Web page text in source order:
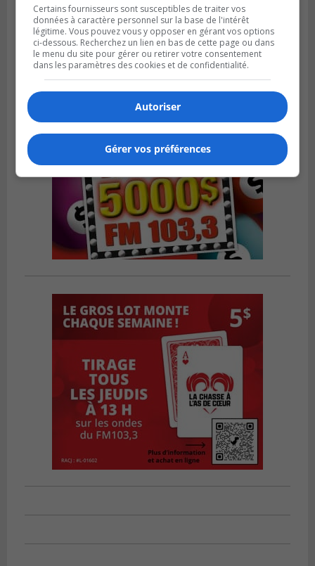
SAINT-HUBERT
Publié le 6 août 2026 à 09h39
Longueuil injecte 1,5 M$ pour moderniser
deux stations de pompage
Certains fournisseurs sont susceptibles de traiter vos
données à caractère personnel sur la base de l'intérêt
légitime. Vous pouvez vous y opposer en gérant vos options
ci-dessous. Recherchez un lien en bas de cette page ou dans
le menu du site pour gérer ou retirer votre consentement
dans les paramètres des cookies et de confidentialité.
Autoriser
Gérer vos préférences